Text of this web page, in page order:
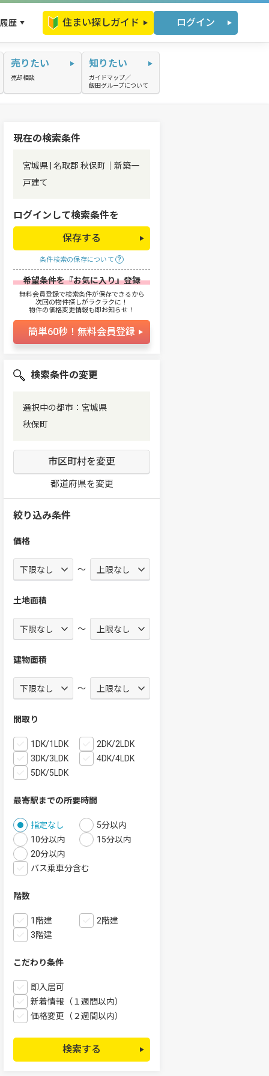
歴 住まい探しガイド ログイン
売りたい
売却相談
知りたい
ガイドマップ／
飯田グループについて
現在の検索条件
宮城県 | 名取郡 秋保町｜新築一
戸建て
ログインして検索条件を
保存する
条件検索の保存について
希望条件を『お気に入り』登録
無料会員登録で検索条件が保存できるから
次回の物件探しがラクラクに！
物件の価格変更情報も即お知らせ！
簡単60秒！無料会員登録
検索条件の変更
選択中の都市：宮城県
秋保町
市区町村を変更
都道府県を変更
絞り込み条件
価格
～
土地面積
～
建物面積
～
間取り
1DK/1LDK
2DK/2LDK
3DK/3LDK
4DK/4LDK
5DK/5LDK
最寄駅までの所要時間
指定なし
5分以内
10分以内
15分以内
20分以内
バス乗車分含む
階数
1階建
2階建
3階建
こだわり条件
即入居可
新着情報（１週間以内）
価格変更（２週間以内）
検索する